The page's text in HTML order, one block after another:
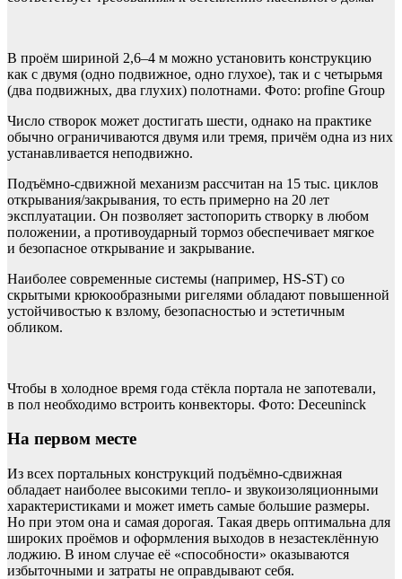
В проём шириной 2,6–4 м можно установить конструкцию
как с двумя (одно подвижное, одно глухое), так и с четырьмя
(два подвижных, два глухих) полотнами. Фото: profine Group
Число створок может достигать шести, однако на практике
обычно ограничиваются двумя или тремя, причём одна из них
устанавливается неподвижно.
Подъёмно-сдвижной механизм рассчитан на 15 тыс. циклов
открывания/закрывания, то есть примерно на 20 лет
эксплуатации. Он позволяет застопорить створку в любом
положении, а противоударный тормоз обеспечивает мягкое
и безопасное открывание и закрывание.
Наиболее современные системы (например, HS-ST) со
скрытыми крюкообразными ригелями обладают повышенной
устойчивостью к взлому, безопасностью и эстетичным
обликом.
Чтобы в холодное время года стёкла портала не запотевали,
в пол необходимо встроить конвекторы. Фото: Deceuninck
На первом месте
Из всех портальных конструкций подъёмно-сдвижная
обладает наиболее высокими тепло- и звукоизоляционными
характеристиками и может иметь самые большие размеры.
Но при этом она и самая дорогая. Такая дверь оптимальна для
широких проёмов и оформления выходов в незастеклённую
лоджию. В ином случае её «способности» оказываются
избыточными и затраты не оправдывают себя.